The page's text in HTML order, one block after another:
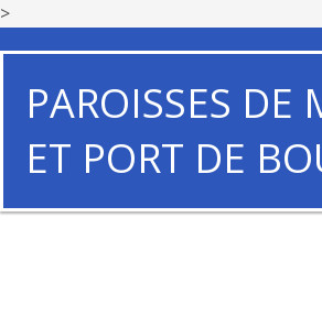
>
PAROISSES DE
ET PORT DE